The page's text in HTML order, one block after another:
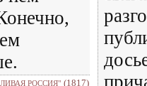
РОССИЯ" (1817)